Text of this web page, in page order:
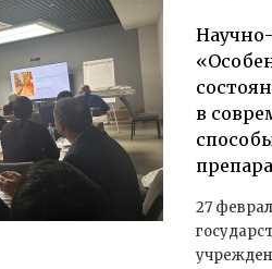
в
27